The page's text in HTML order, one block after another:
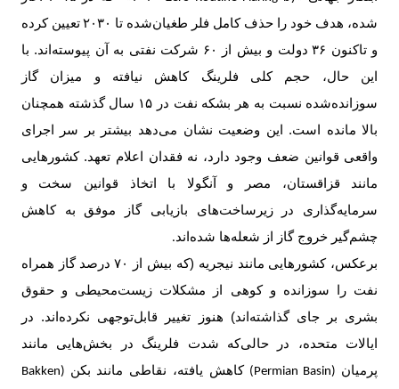
شده، هدف خود را حذف کامل فلر طغیان‌شده تا ۲۰۳۰ تعیین کرده
و تاکنون ۳۶ دولت و بیش از ۶۰ شرکت نفتی به آن پیوسته‌اند. با
این حال، حجم کلی فلرینگ کاهش نیافته و میزان گاز
سوزانده‌شده نسبت به هر بشکه نفت در ۱۵ سال گذشته همچنان
بالا مانده است. این وضعیت نشان می‌دهد بیشتر بر سر اجرای
واقعی قوانین ضعف وجود دارد، نه فقدان اعلام تعهد. کشورهایی
مانند قزاقستان، مصر و آنگولا با اتخاذ قوانین سخت و
سرمایه‌گذاری در زیرساخت‌های بازیابی گاز موفق به کاهش
چشم‌گیر خروج گاز از شعله‌ها شده‌اند.
برعکس، کشورهایی مانند نیجریه (که بیش از ۷۰ درصد گاز همراه
نفت را سوزانده و کوهی از مشکلات زیست‌محیطی و حقوق
بشری بر جای گذاشته‌اند) هنوز تغییر قابل‌توجهی نکرده‌اند. در
ایالات متحده، در حالی‌که شدت فلرینگ در بخش‌هایی مانند
پرمیان (Permian Basin) کاهش یافته، نقاطی مانند بکن
(Bakken